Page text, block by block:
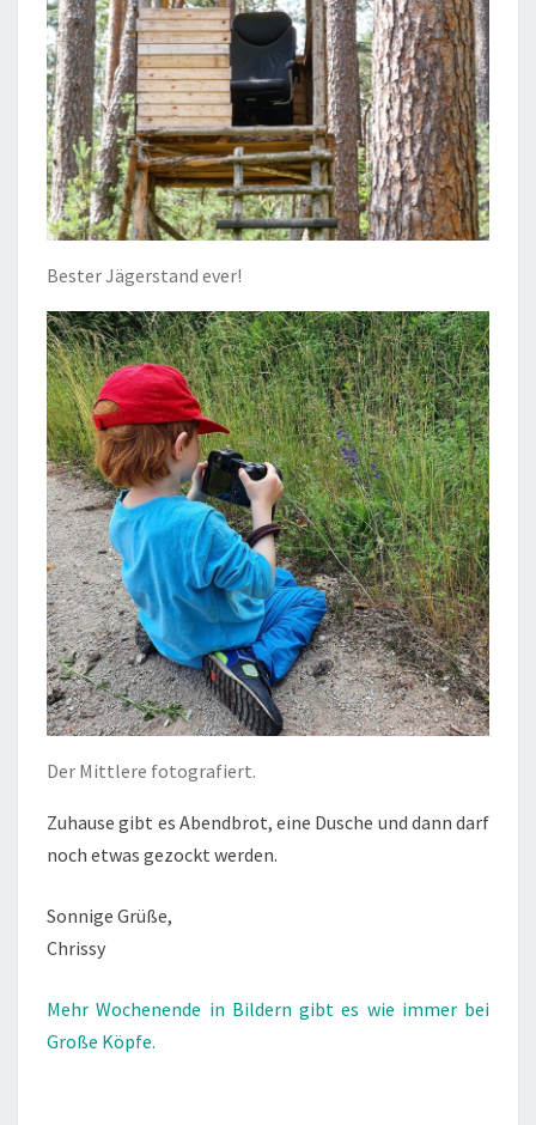
Bester Jägerstand ever!
Der Mittlere fotografiert.
Zuhause gibt es Abendbrot, eine Dusche und dann darf
noch etwas gezockt werden.
Sonnige Grüße,
Chrissy
Mehr Wochenende in Bildern gibt es wie immer bei
Große Köpfe.